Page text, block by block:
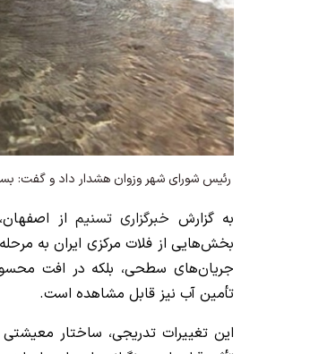
رئیس شورای شهر وزوان هشدار داد و گفت:
به گزارش خبرگزاری تسنیم از
بخش‌هایی از فلات مرکزی ایران به
جریان‌های سطحی، بلکه در افت
تأمین آب نیز قابل مشاهده است.
این تغییرات تدریجی، ساختار